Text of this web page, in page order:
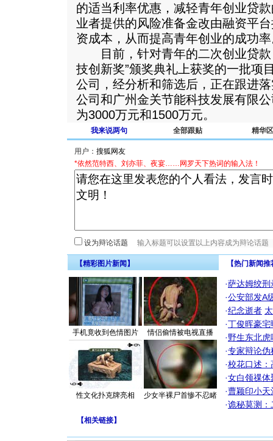
的适当利率优惠，减轻青年创业贷
业者提供的风险准备金改由融资平
资成本，从而提高青年创业的成功
目前，针对青年的二次创业贷款
技创新奖”颁奖典礼上获奖的一批项
公司，经分析和筛选后，正在跟进
公司和广州金关节能科技发展有限
为3000万元和1500万元。
我来说两句 全部跟贴 精华区
用户：
*依然范特西、刘亦菲、夜宴……网罗天下热词的输入法！
设为辩论话题
【精彩图片新闻】
手机竟收到色情图片 情侣偷情被电视直播
性文化扑克牌亮相 少女半裸尸首惨不忍睹
【热门新闻
·萨达姆绞刑
·公安部发A
·纪念逝者
·丁俊晖豪
·野生东北
·专家辩论伪
·校花口述：
·女白领祼体
·曹颖印小天
·诡秘莫测：
【相关链接】